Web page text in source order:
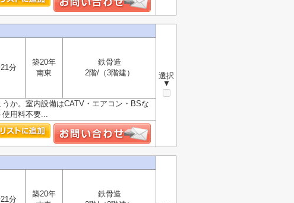
選択
▼
分
築20年
南東
鉄骨造
2階/（3階建）
か。室内設備はCATV・エアコン・BSな
使用料不要...
分
築20年
鉄骨造